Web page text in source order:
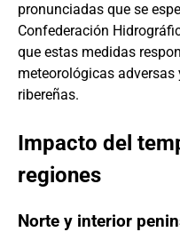
pronunciadas que se
Confederación
que estas medidas
meteorológicas
ribereñas.
Impacto del
regiones
Norte y interior